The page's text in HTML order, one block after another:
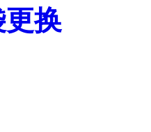
换